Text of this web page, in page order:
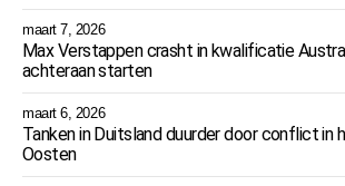
maart 7, 2026
Max Verstappen crasht in kwalificatie
achteraan starten
maart 6, 2026
Tanken in Duitsland duurder door conflict in
Oosten